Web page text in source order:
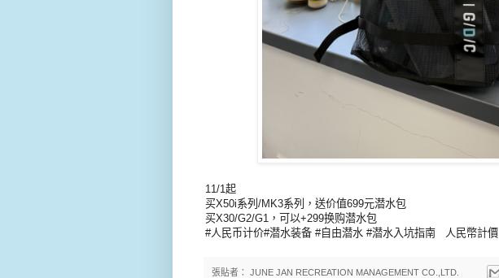
11/1起
买X50i系列/MK3系列，送价值699元潜水包
买X30/G2/G1，可以+299换购潜水包
#人民币计价#潜水装备 #自由潜水 #潜水入坑指南 人民幣計價
張貼者： JUNE JAN RECREATION MANAGEMENT CO.,LTD.